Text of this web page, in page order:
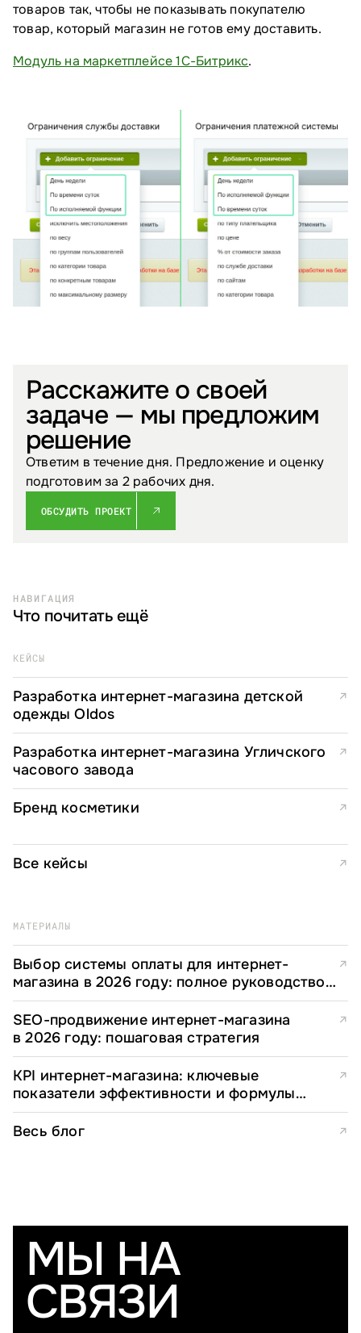
товаров так, чтобы не показывать покупателю
товар, который магазин не готов ему доставить.
Модуль на маркетплейсе 1С-Битрикс.
Расскажите о своей
задаче — мы предложим
решение
Ответим в течение дня. Предложение и оценку
подготовим за 2 рабочих дня.
ОБСУДИТЬ ПРОЕКТ
НАВИГАЦИЯ
Что почитать ещё
КЕЙСЫ
Разработка интернет-магазина детской
одежды Oldos
↗
Разработка интернет-магазина Угличского
часового завода
↗
Бренд косметики ↗
Все кейсы ↗
МАТЕРИАЛЫ
Выбор системы оплаты для интернет-
магазина в 2026 году: полное руководство
для e-commerce директоров
↗
SEO-продвижение интернет-магазина
в 2026 году: пошаговая стратегия
↗
KPI интернет-магазина: ключевые
показатели эффективности и формулы
расчета
↗
Весь блог ↗
МЫ НА
СВЯЗИ